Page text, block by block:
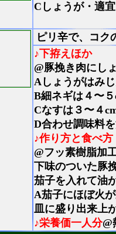
Cしょうが・適宜
ピリ辛で、コク
♪下拵えほか
@豚挽き肉にし
Aしょうがはみじ
B細ネギは４〜５
Cなすは３〜４
D合わせ調味料
♪作り方と食べ方
@フッ素樹脂加
下味のついた豚
茄子を入れて油
A茄子にほぼ火
皿に盛り出来上
♪栄養価一人分@